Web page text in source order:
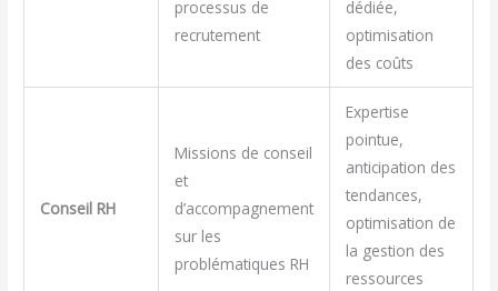
processus de
recrutement
dédiée,
optimisation
des coûts
Conseil RH
Missions de conseil
et
d’accompagnement
sur les
problématiques RH
Expertise
pointue,
anticipation des
tendances,
optimisation de
la gestion des
ressources